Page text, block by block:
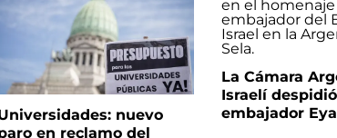
nuevo
en reclamo del
La Cámara
Israelí
embajador